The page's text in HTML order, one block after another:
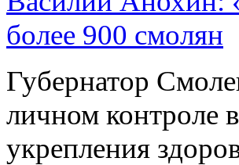
более 900 смолян
Губернатор
личном контроле
укрепления